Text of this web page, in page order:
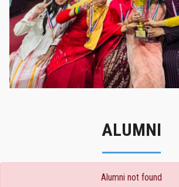
ALUMNI
Alumni not found